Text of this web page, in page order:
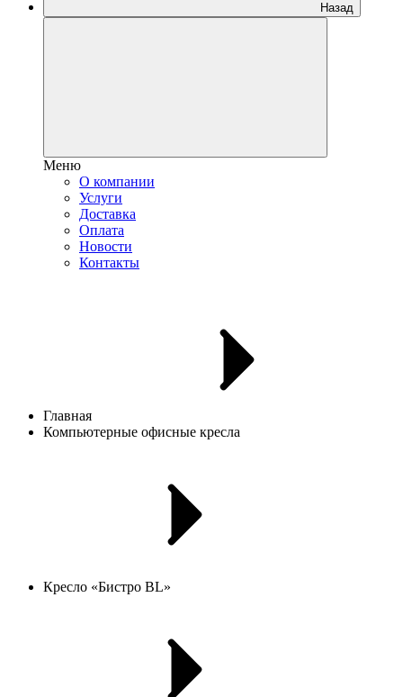
Назад
Меню
О компании
Услуги
Доставка
Оплата
Новости
Контакты
Главная
Компьютерные офисные кресла
Кресло «Бистро BL»